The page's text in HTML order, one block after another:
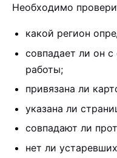
Необходимо
какой регион
совпадает ли он
работы;
привязана ли
указана ли
совпадают ли
нет ли